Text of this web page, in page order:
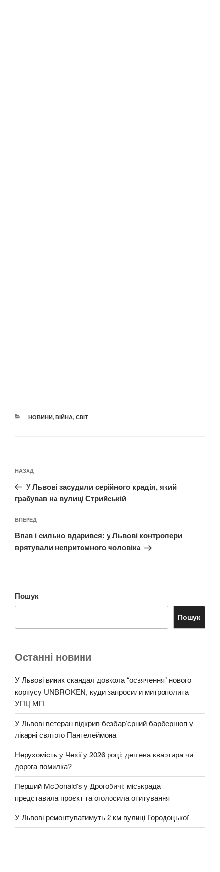
КАТЕГОРІЇ
НОВИНИ, ВІЙНА, СВІТ
записів
Попередній
запис:
НАЗАД
У Львові засудили серійного крадія, який
грабував на вулиці Стрийській
Наступний
запис
ВПЕРЕД
Впав і сильно вдарився: у Львові контролери
врятували непритомного чоловіка
Пошук
Пошук
Останні новини
У Львові виник скандал довкола “освячення” нового
корпусу UNBROKEN, куди запросили митрополита
УПЦ МП
У Львові ветеран відкрив безбар’єрний барбершоп у
лікарні святого Пантелеймона
Нерухомість у Чехії у 2026 році: дешева квартира чи
дорога помилка?
Перший McDonald’s у Дрогобичі: міськрада
представила проєкт та оголосила опитування
У Львові ремонтуватимуть 2 км вулиці Городоцької